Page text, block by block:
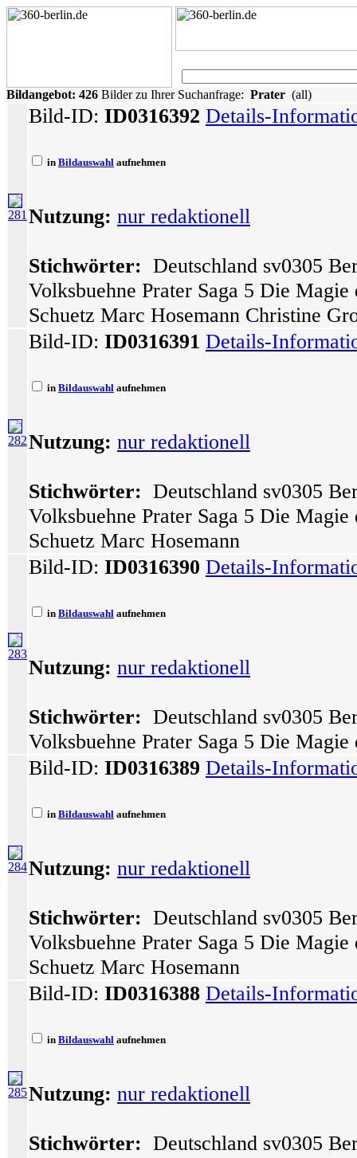
Bildangebot: 426 Bilder zu Ihrer Suchanfrage: Prater (all)
281
Bild-ID: ID0316392 Details-
in Bildauswahl aufnehmen
Nutzung: nur redaktionell
Stichwörter: Deutschland sv0305
Volksbuehne Prater Saga 5 Die
Schuetz Marc Hosemann Christine
282
Bild-ID: ID0316391 Details-
in Bildauswahl aufnehmen
Nutzung: nur redaktionell
Stichwörter: Deutschland sv0305
Volksbuehne Prater Saga 5 Die
Schuetz Marc Hosemann
283
Bild-ID: ID0316390 Details-
in Bildauswahl aufnehmen
Nutzung: nur redaktionell
Stichwörter: Deutschland sv0305
Volksbuehne Prater Saga 5 Die
284
Bild-ID: ID0316389 Details-
in Bildauswahl aufnehmen
Nutzung: nur redaktionell
Stichwörter: Deutschland sv0305
Volksbuehne Prater Saga 5 Die
Schuetz Marc Hosemann
285
Bild-ID: ID0316388 Details-
in Bildauswahl aufnehmen
Nutzung: nur redaktionell
Stichwörter: Deutschland sv0305